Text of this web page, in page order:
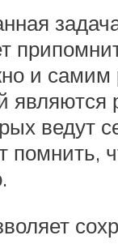
и самим
ведут
помнить,